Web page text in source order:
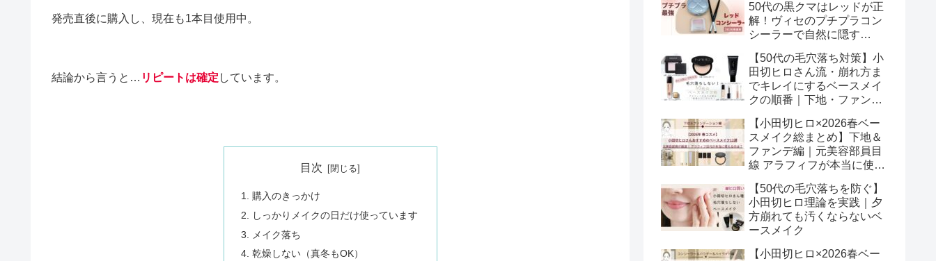
発売直後に購入し、現在も1本目使用中。
結論から言うと… リピートは確定 しています。
目次
購入のきっかけ
しっかりメイクの日だけ使っています
メイク落ち
乾燥しない（真冬もOK）
50代の黒クマはレッドが正
解！ヴィセのプチプラコン
シーラーで自然に隠す
【50代の毛穴落ち対策】小
田切ヒロさん流・崩れ方ま
でキレイにするベースメイ
クの順番｜下地・ファン
【小田切ヒロ×2026春ベー
スメイク総まとめ】下地＆
ファンデ編｜元美容部員目
線 アラフィフが本当に使え
【50代の毛穴落ちを防ぐ】
小田切ヒロ理論を実践｜夕
方崩れても汚くならないベ
ースメイク
【小田切ヒロ×2026春ベー